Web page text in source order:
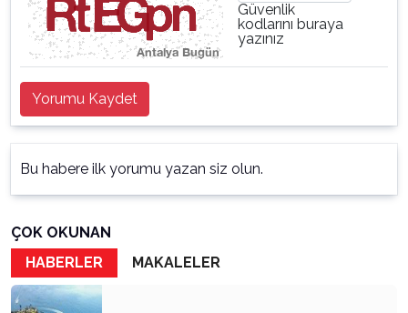
Güvenlik
kodlarını buraya
yazınız
Yorumu Kaydet
Bu habere ilk yorumu yazan siz olun.
ÇOK OKUNAN
HABERLER
MAKALELER